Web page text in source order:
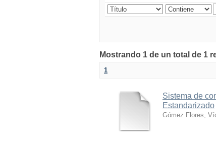
Mostrando 1 de un total de 1
1
Sistema de
Estandarizado
Gómez Flores,